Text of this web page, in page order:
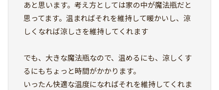
あと思います。考え方としては家の中が魔法瓶だと
思ってます。温まればそれを維持して暖かいし、涼
しくなれば涼しさを維持してくれます
でも、大きな魔法瓶なので、温めるにも、涼しくす
るにもちょっと時間がかかります。
いったん快適な温度になればそれを維持してくれま